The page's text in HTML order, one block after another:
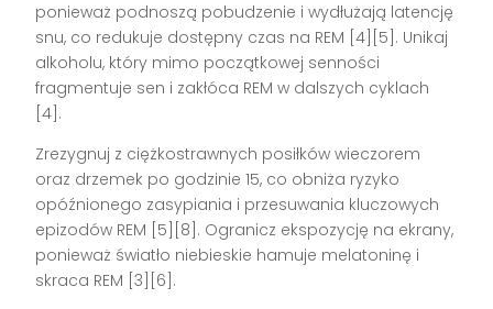
ponieważ podnoszą pobudzenie i wydłużają latencję
snu, co redukuje dostępny czas na REM [4][5]. Unikaj
alkoholu, który mimo początkowej senności
fragmentuje sen i zakłóca REM w dalszych cyklach
[4].
Zrezygnuj z ciężkostrawnych posiłków wieczorem
oraz drzemek po godzinie 15, co obniża ryzyko
opóźnionego zasypiania i przesuwania kluczowych
epizodów REM [5][8]. Ogranicz ekspozycję na ekrany,
ponieważ światło niebieskie hamuje melatoninę i
skraca REM [3][6].